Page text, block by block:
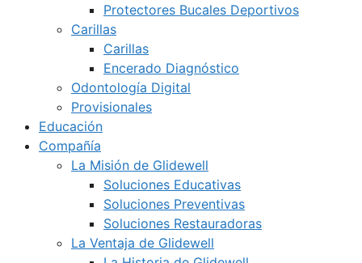
Protectores Bucales Deportivos
Carillas
Carillas
Encerado Diagnóstico
Odontología Digital
Provisionales
Educación
Compañía
La Misión de Glidewell
Soluciones Educativas
Soluciones Preventivas
Soluciones Restauradoras
La Ventaja de Glidewell